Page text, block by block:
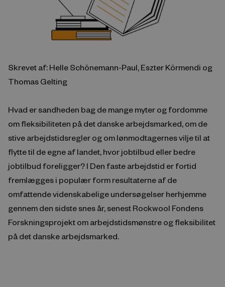
Skrevet af: Helle Schönemann-Paul, Eszter Körmendi og
Thomas Gelting
Hvad er sandheden bag de mange myter og fordomme
om fleksibiliteten på det danske arbejdsmarked, om de
stive arbejdstidsregler og om lønmodtagernes vilje til at
flytte til de egne af landet, hvor jobtilbud eller bedre
jobtilbud foreligger? I Den faste arbejdstid er fortid
fremlægges i populær form resultaterne af de
omfattende videnskabelige undersøgelser herhjemme
gennem den sidste snes år, senest Rockwool Fondens
Forskningsprojekt om arbejdstidsmønstre og fleksibilitet
på det danske arbejdsmarked.